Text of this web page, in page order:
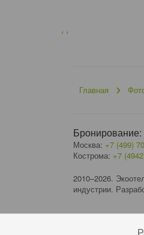
‹ ›
Главная
Бронирование:
Москва: +7 (499)
Кострома: +7
2010–2026.
индустрии.